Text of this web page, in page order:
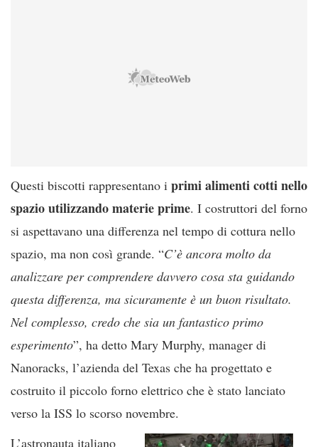
Questi biscotti rappresentano i primi alimenti cotti nello
spazio utilizzando materie prime. I costruttori del forno
si aspettavano una differenza nel tempo di cottura nello
spazio, ma non così grande. “C’è ancora molto da
analizzare per comprendere davvero cosa sta guidando
questa differenza, ma sicuramente è un buon risultato.
Nel complesso, credo che sia un fantastico primo
esperimento”, ha detto Mary Murphy, manager di
Nanoracks, l’azienda del Texas che ha progettato e
costruito il piccolo forno elettrico che è stato lanciato
verso la ISS lo scorso novembre.
L’astronauta italiano